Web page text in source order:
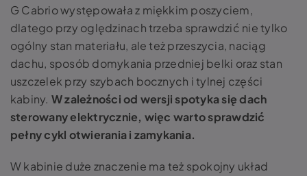
G Cabrio występowała z miękkim poszyciem,
dlatego przy oględzinach trzeba sprawdzić nie tylko
ogólny stan materiału, ale też przeszycia, naciąg
dachu, sposób domykania przedniej belki oraz stan
uszczelek przy szybach bocznych i tylnej części
kabiny. W zależności od wersji spotyka się dach
sterowany elektrycznie, więc warto sprawdzić
pełny cykl otwierania i zamykania.
W kabinie duże znaczenie ma też spokojny układ